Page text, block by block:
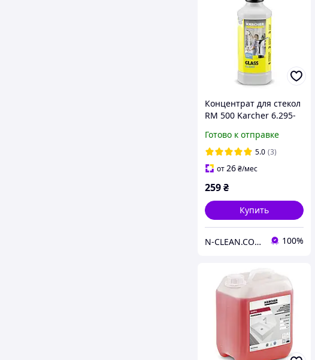
Концентрат для стекол
RM 500 Karcher 6.295-
Готово к отправке
5.0 (3)
от26₴/мес
259₴
Купить
N-CLEAN.COM.UA Техника и аксессуары для уборки. 100%